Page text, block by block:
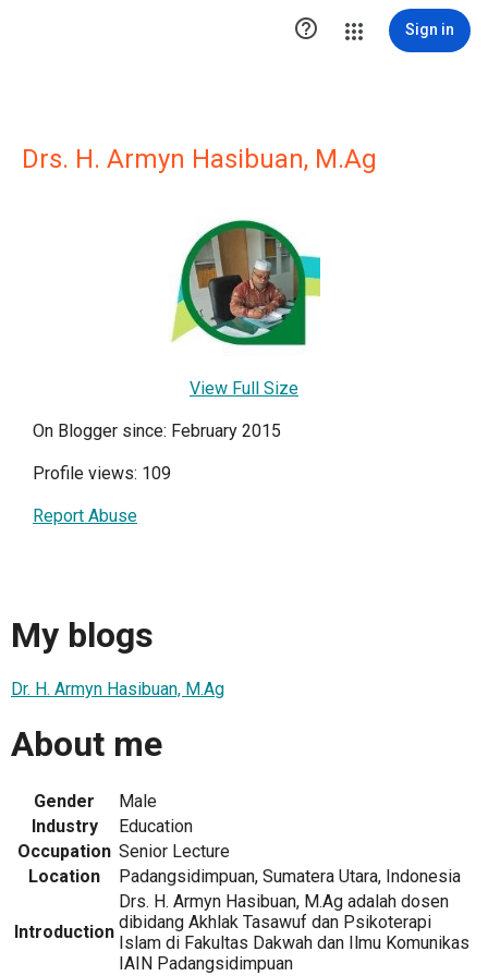
 Sign in
Drs. H. Armyn Hasibuan, M.Ag
View Full Size
On Blogger since: February 2015
Profile views: 109
Report Abuse
My blogs
Dr. H. Armyn Hasibuan, M.Ag
About me
Gender
Male
Industry
Education
Occupation Senior Lecture
Location
Padangsidimpuan, Sumatera Utara, Indonesia
Introduction
Drs. H. Armyn Hasibuan, M.Ag adalah dosen
dibidang Akhlak Tasawuf dan Psikoterapi
Islam di Fakultas Dakwah dan Ilmu Komunikas
IAIN Padangsidimpuan